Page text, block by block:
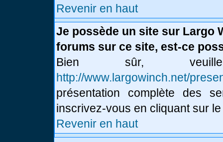
Revenir en haut
Je possède un site sur Largo
forums sur ce site, est-ce
Bien sûr,
http://www.largowinch.net/
présentation complète des
inscrivez-vous en cliquant sur
Revenir en haut